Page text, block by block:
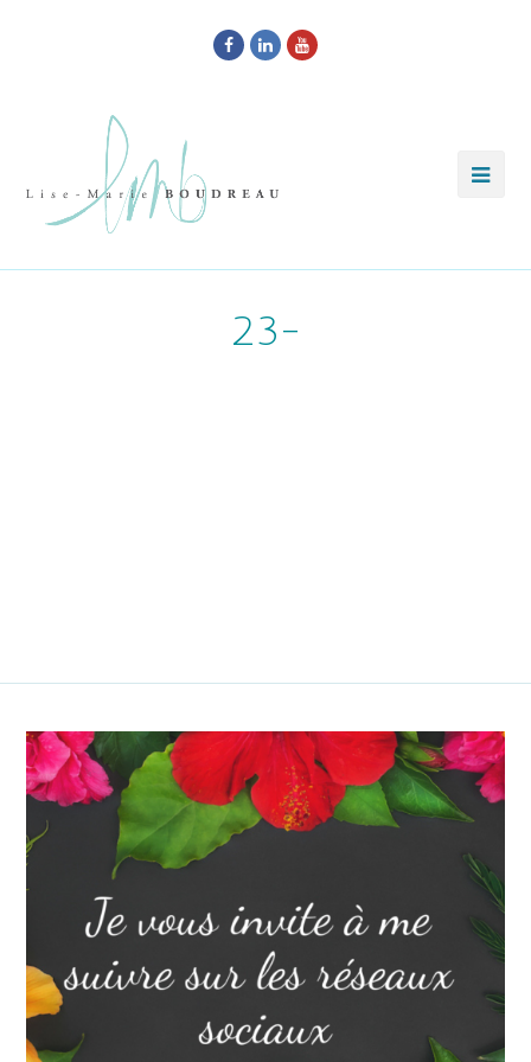
Facebook
LinkedInYoutube
23-